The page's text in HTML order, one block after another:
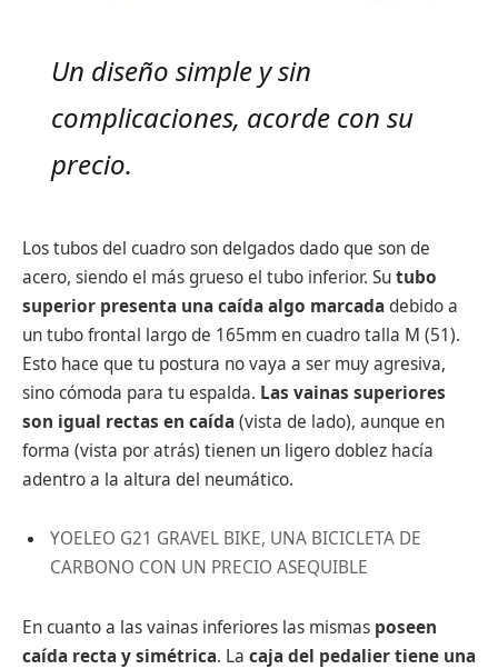
Un diseño simple y sin
complicaciones, acorde con su
precio.
Los tubos del cuadro son delgados dado que son de
acero, siendo el más grueso el tubo inferior. Sutubo
superior presenta una caída algo marcadadebido a
un tubo frontal largo de 165mm en cuadro talla M (51).
Esto hace que tu postura no vaya a ser muy agresiva,
sino cómoda para tu espalda. Las vainas superiores
son igual rectas en caída(vista de lado), aunque en
forma (vista por atrás) tienen un ligero doblez hacía
adentro a la altura del neumático.
YOELEO G21 GRAVEL BIKE, UNA BICICLETA DE
CARBONO CON UN PRECIO ASEQUIBLE
En cuanto a las vainas inferiores las mismas poseen
caída recta y simétrica. La caja del pedalier tiene una